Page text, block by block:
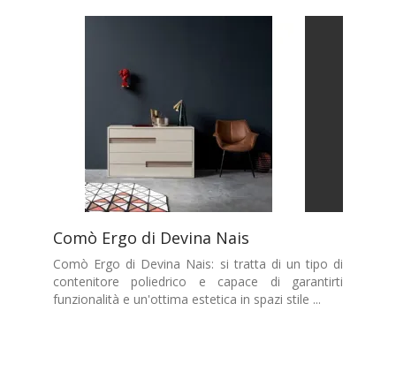
Comò Ergo di Devina Nais
Comò Ergo di Devina Nais: si tratta di un tipo di
contenitore poliedrico e capace di garantirti
funzionalità e un'ottima estetica in spazi stile ...